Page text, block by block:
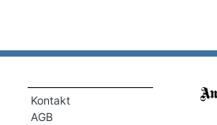
Kontakt
AGB